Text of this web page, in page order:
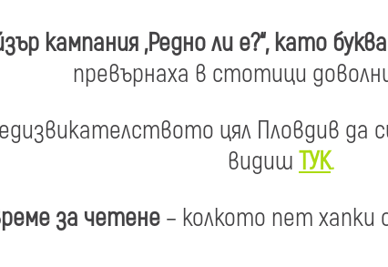
кампания „Редно ли е?“, като
превърнаха в стотици
цял Пловдив да
видиш ТУК.
за четене – колкото пет хапки